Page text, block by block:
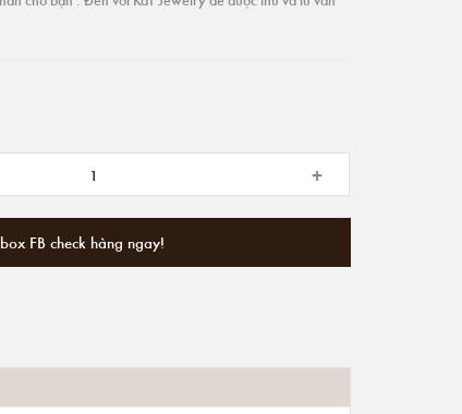
+
FB check hàng ngay!